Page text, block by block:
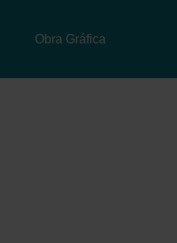
Obra Gráfica